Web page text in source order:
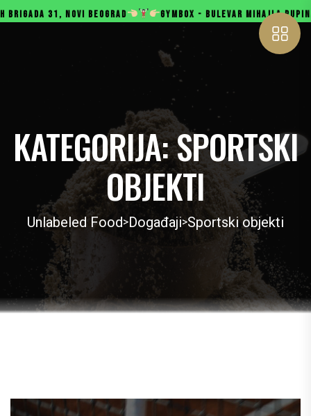
GYMBOX - BULEVAR MIHAJLA PUPINA 165B, NOVI BEOGRAD
KATEGORIJA:SPORTSKI
OBJEKTI
Unlabeled Food>Događaji>Sportski objekti